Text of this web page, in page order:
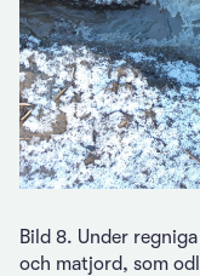
Bild 8. Under
och matjord, som